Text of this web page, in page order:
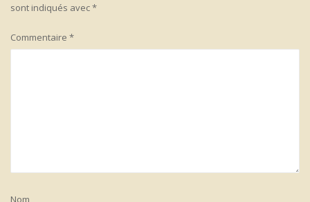
sont indiqués avec*
Commentaire *
Nom